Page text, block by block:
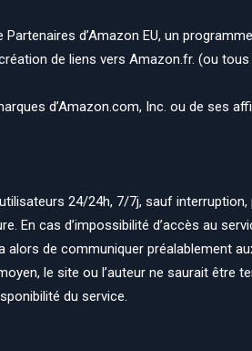
d’Amazon EU, un
de liens vers Amazon.fr. (ou
d’Amazon.com, Inc. ou de ses
24/24h, 7/7j, sauf
En cas d’impossibilité d’accès au
alors de communiquer préalablement
le site ou l’auteur ne saurait être
du service.